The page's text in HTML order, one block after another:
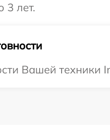
3 лет.
Вашей техники